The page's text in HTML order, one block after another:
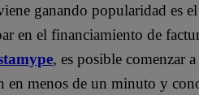
ganando popularidad es
en el financiamiento de
, es posible comenzar
en menos de un minuto y